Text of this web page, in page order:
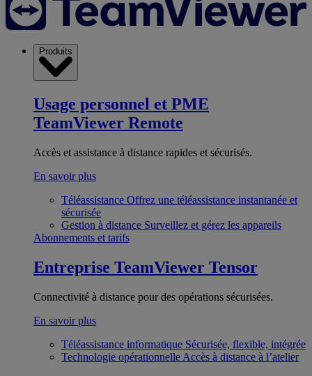
Produits
Usage personnel et PME
TeamViewer Remote
Accès et assistance à distance rapides et sécurisés.
En savoir plus
Téléassistance Offrez une téléassistance instantanée et
sécurisée
Gestion à distance Surveillez et gérez les appareils
Abonnements et tarifs
Entreprise TeamViewer Tensor
Connectivité à distance pour des opérations sécurisées.
En savoir plus
Téléassistance informatique Sécurisée, flexible, intégrée
Technologie opérationnelle Accès à distance à l’atelier